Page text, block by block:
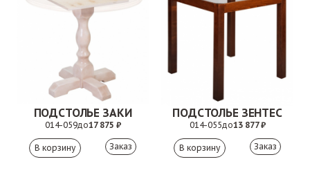
ПОДСТОЛЬЕ ЗАКИ
014-059до17 875 ₽
Заказ
ПОДСТОЛЬЕ ЗЕНТЕС
014-055до13 877 ₽
Заказ